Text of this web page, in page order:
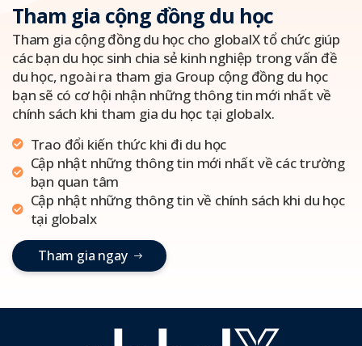
Tham gia cộng đồng du học
Tham gia cộng đồng du học cho globalX tổ chức giúp
các bạn du học sinh chia sẻ kinh nghiệp trong vấn đề
du học, ngoài ra tham gia Group cộng đồng du học
bạn sẽ có cơ hội nhận những thông tin mới nhất về
chính sách khi tham gia du học tại globalx.
Trao đổi kiến thức khi đi du học
Cập nhật những thông tin mới nhất về các trường
bạn quan tâm
Cập nhật những thông tin về chính sách khi du học
tại globalx
Tham gia ngay